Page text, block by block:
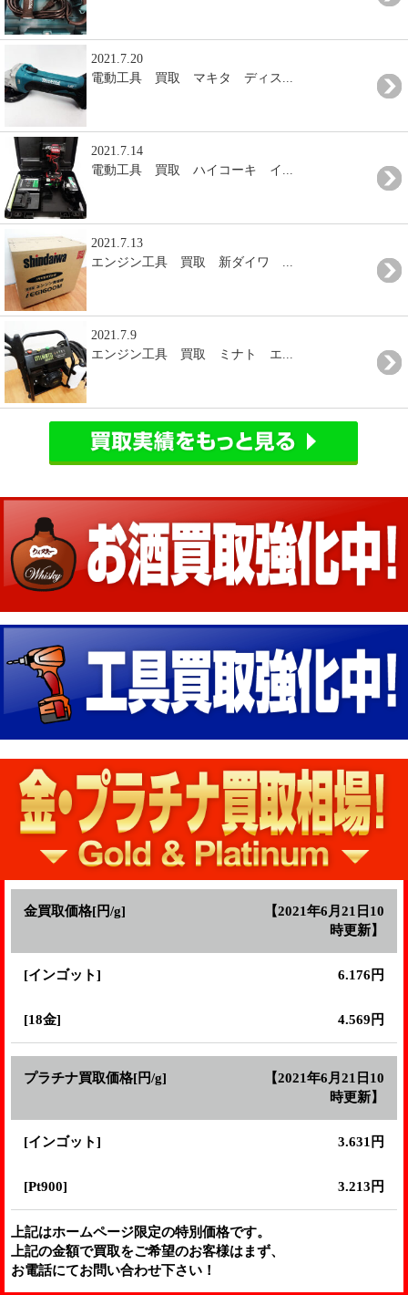
2021.7.20
電動工具 買取 マキタ ディス...
2021.7.14
電動工具 買取 ハイコーキ イ...
2021.7.13
エンジン工具 買取 新ダイワ ...
2021.7.9
エンジン工具 買取 ミナト エ...
デジタル家電 富士倉 モバイル...
2021.7.3
電動工具 買取 タジマ ＬＥＤ...
2021.6.30
電動工具 買取 日立工機 垂直...
2021.6.28
2021.6.27
電動工具 買取 EAGLE バ...
2021.6.24
エンジン工具 買取 新ダイワ ...
2021.6.23
2021.6.22
2021.6.17
お酒 買取 サントリー山崎１２...
金買取価格[円/g]
【2021年6月21日10
時更新】
[インゴット] 6.176円
[18金] 4.569円
プラチナ買取価格[円/g]
【2021年6月21日10
時更新】
[インゴット] 3.631円
[Pt900] 3.213円
上記はホームページ限定の特別価格です。
上記の金額で買取をご希望のお客様はまず、
お電話にてお問い合わせ下さい！